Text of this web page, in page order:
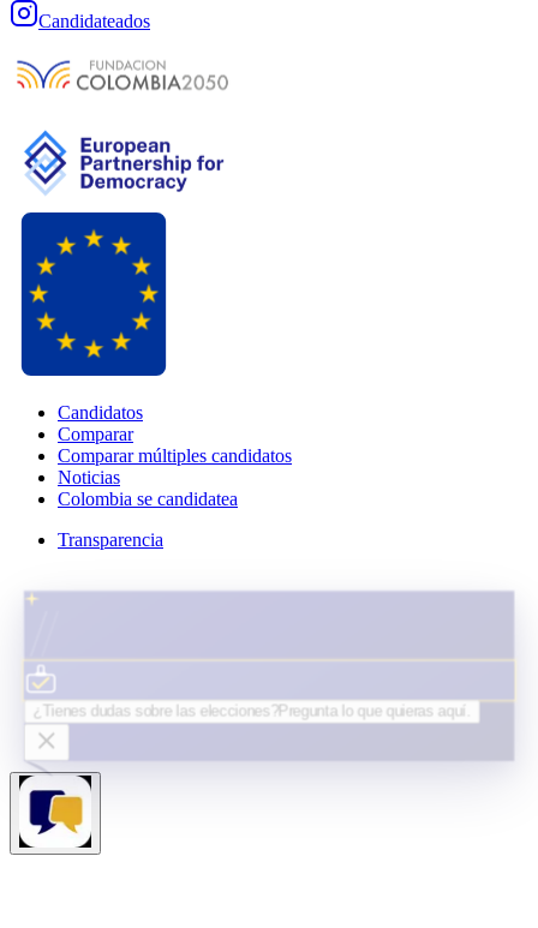
Candidateados
Candidatos
Comparar
Comparar múltiples candidatos
Noticias
Colombia se candidatea
Transparencia
¿Tienes dudas sobre las elecciones?Pregunta lo que quierasaquí.